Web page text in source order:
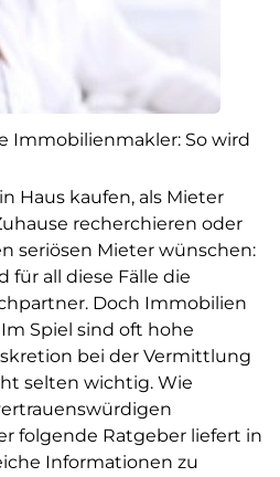
Immobilienmakler: So wird
Haus kaufen, als Mieter
recherchieren oder
seriösen Mieter wünschen:
für all diese Fälle die
Doch Immobilien
Spiel sind oft hohe
bei der Vermittlung
selten wichtig. Wie
folgende Ratgeber liefert in
Informationen zu